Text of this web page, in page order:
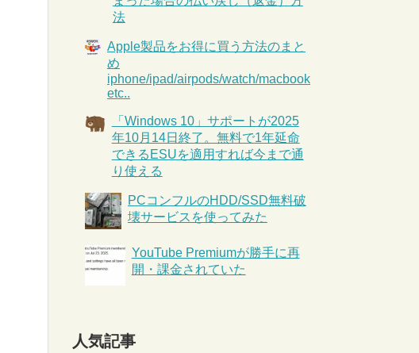
法
Apple製品をお得に買う方法のまと
め
iphone/ipad/airpods/watch/macbook
etc..
「Windows 10」サポートが2025
年10月14日終了。無料で1年延命
できるESUを適用すれば今まで通
り使える
PCコンフルのHDD/SSD無料破
壊サービスを使ってみた
YouTube Premiumが勝手に再
開・課金されていた
人気記事